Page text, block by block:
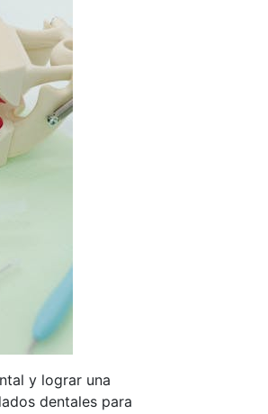
y lograr una
dentales para